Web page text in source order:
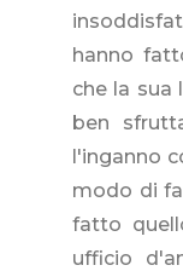
hanno
che la sua
ben
l'inganno
modo di
fatto
ufficio